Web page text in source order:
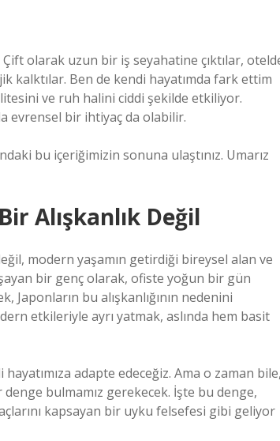
olarak uzun bir iş seyahatine çıktılar,
kalktılar. Ben de kendi hayatımda fark ettim
ve ruh halini ciddi şekilde etkiliyor.
evrensel bir ihtiyaç da olabilir.
bu içeriğimizin sonuna ulaştınız. Umarız
Alışkanlık Değil
modern yaşamın getirdiği bireysel alan ve
bir genç olarak, ofiste yoğun bir gün
bu alışkanlığının nedenini
etkileriyle ayrı yatmak, aslında hem basit
adapte edeceğiz. Ama o zaman
denge bulmamız gerekecek. İşte bu denge,
kapsayan bir uyku felsefesi gibi geliyor